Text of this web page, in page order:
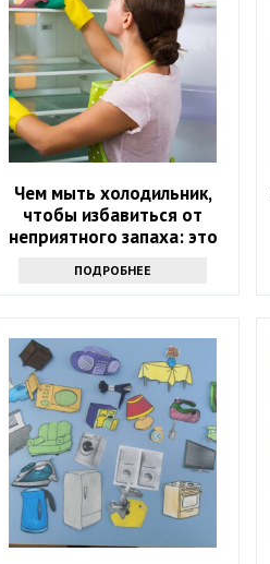
Чем мыть холодильник,
чтобы избавиться от
неприятного запаха: это
ПОДРОБНЕЕ